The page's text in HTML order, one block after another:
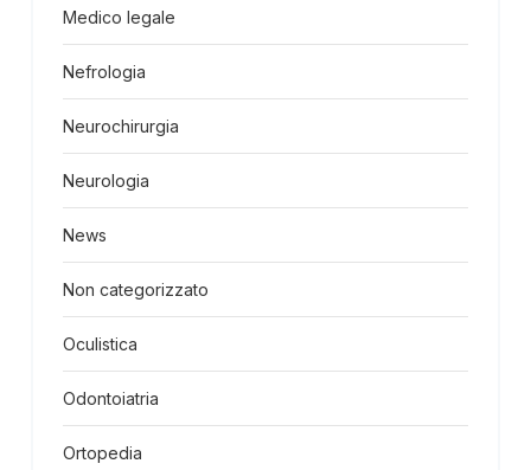
Medico legale
Nefrologia
Neurochirurgia
Neurologia
News
Non categorizzato
Oculistica
Odontoiatria
Ortopedia